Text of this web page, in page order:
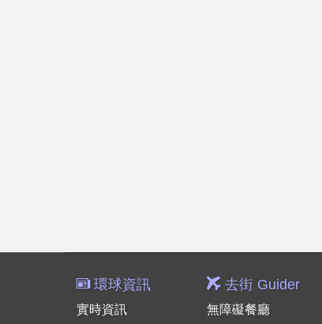
環球資訊
實時資訊
去街 Guider
無障礙餐廳